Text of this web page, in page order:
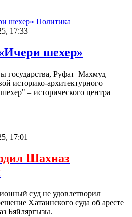
Политика
17:33
шехер»
государства, Руфат Махмуд
историко-архитектурного
– исторического центра
17:01
Шахназ
суд не удовлетворил
Хатаинского суда об аресте
Бяйляргызы.